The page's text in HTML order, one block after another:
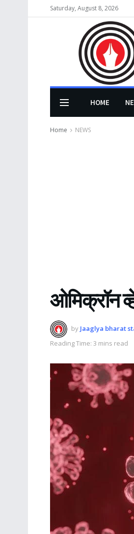
Saturday, August 8, 2026
HOME
Home NEWS
ओमिक्रॉन
by Jaaglya bharat
Reading Time: 3 mins read